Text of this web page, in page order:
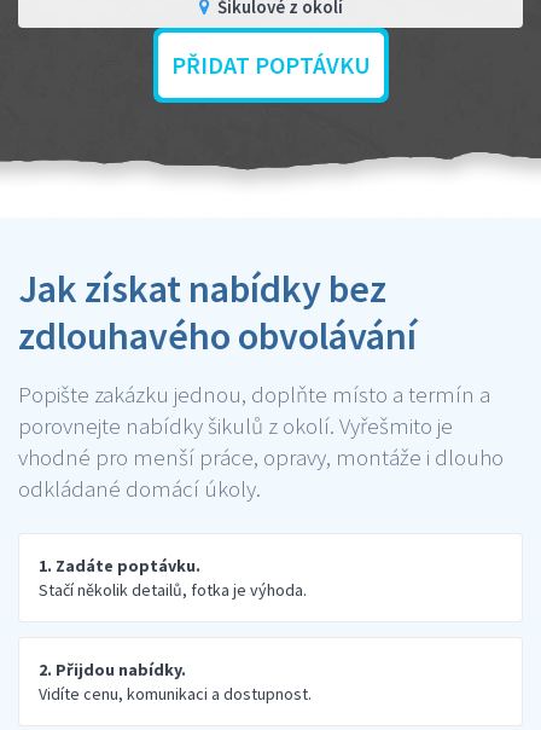
Šikulové z okolí
PŘIDAT POPTÁVKU
Jak získat nabídky bez
zdlouhavého obvolávání
Popište zakázku jednou, doplňte místo a termín a
porovnejte nabídky šikulů z okolí. Vyřešmito je
vhodné pro menší práce, opravy, montáže i dlouho
odkládané domácí úkoly.
1. Zadáte poptávku.
Stačí několik detailů, fotka je výhoda.
2. Přijdou nabídky.
Vidíte cenu, komunikaci a dostupnost.